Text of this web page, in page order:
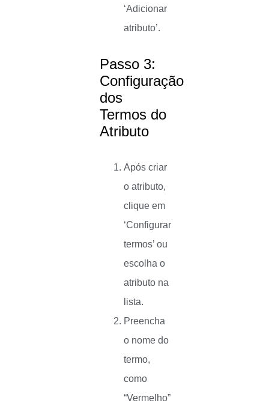
‘Adicionar
atributo’.
Passo 3:
Configuração
dos
Termos do
Atributo
Após criar
o atributo,
clique em
‘Configurar
termos’ ou
escolha o
atributo na
lista.
Preencha
o nome do
termo,
como
“Vermelho”